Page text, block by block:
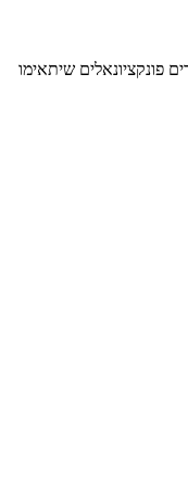
רב שימושיים, לחדרים פונקציונאלים שיתאימו